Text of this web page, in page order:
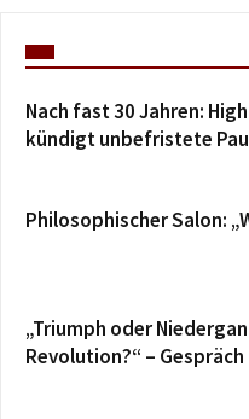
Nach fast 30 Jahren:
kündigt unbefristete
Philosophischer Salon:
„Triumph oder
Revolution?“ –